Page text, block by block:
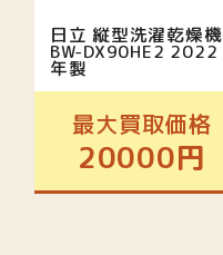
日立 縦型洗濯乾燥機
BW-DX90HE2 2022
年製
最大買取価格
20000円